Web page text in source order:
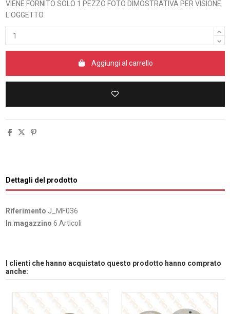
VIENE FORNITO SOLO 1 PEZZO FOTO DIMOSTRATIVA PER VISIONE
L'OGGETTO
Aggiungi al carrello
Dettagli del prodotto
Riferimento J_MF036
In magazzino 6 Articoli
I clienti che hanno acquistato questo prodotto hanno comprato
anche: